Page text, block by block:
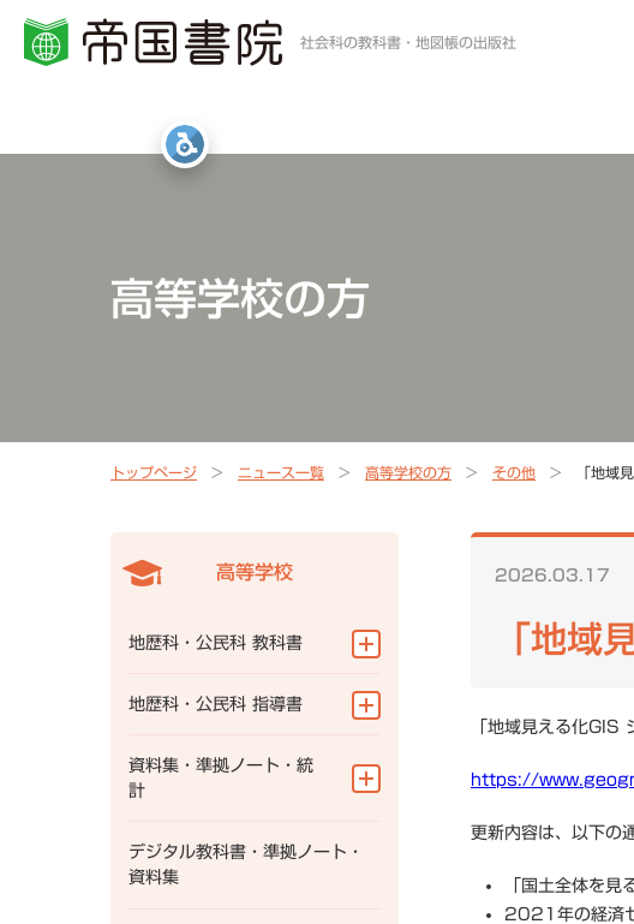
社会科の教科書・地図帳の出版社
一般向け ニュース一
定期刊行冊子 一般向け
高等学校の方
トップページ ニュース一覧 高等学校の方 その他 「地域
2026.03.17
「地域
「地域見える化GIS
https://
更新内容は、以下の
「国土全体を見
2021年の経済
高等学校
地歴科・公民科 教科書
地図帳
地理探究
歴史総合
地歴科・公民科 指導書
地図帳
地理探究
資料集・準拠ノート・統
計
地理
デジタル教科書・準拠ノート・
資料集